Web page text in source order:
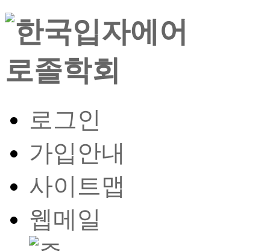
로그인
가입안내
사이트맵
웹메일